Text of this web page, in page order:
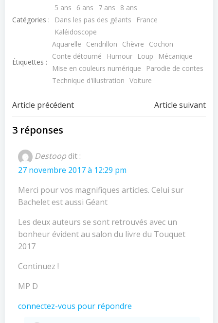
Catégories :
5 ans 6 ans 7 ans
8 ans
Dans les pas des géants
France
Kaléidoscope
Étiquettes :
Aquarelle Cendrillon Chèvre
Cochon
Conte détourné
Humour Loup
Mécanique
Mise en couleurs numérique
Parodie de contes
Technique d'illustration Voiture
Navigation
de
l’article
Article précédent
Navigation
Article suivant
3 réponses
Destoopdit :
27 novembre 2017 à 12:29 pm
Merci pour vos magnifiques articles. Celui sur
Bachelet est aussi Géant
Les deux auteurs se sont retrouvés avec un
bonheur évident au salon du livre du Touquet
2017
Continuez !
MP D
connectez-vous pour répondre